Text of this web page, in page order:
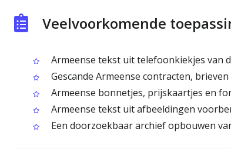
Veelvoorkomende
Armeense tekst uit telefoonkiekjes van
Gescande Armeense contracten,
Armeense bonnetjes, prijskaartjes en
Armeense tekst uit afbeeldingen
Een doorzoekbaar archief opbouwen